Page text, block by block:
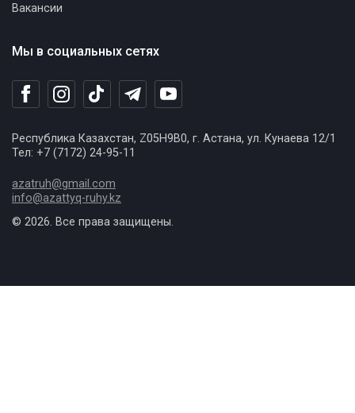
Мы в социальных сетях
Республика Казахстан, Z05H9B0, г. Астана, ул. Кунаева 12/1
Тел: +7 (7172) 24-95-11
azatruh@gmail.com
info@azattyq-ruhy.kz
Вакансии
© 2026. Все права защищены.